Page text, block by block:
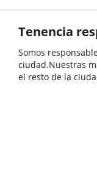
Tenencia
Somos
ciudad.Nuestras
el resto de la